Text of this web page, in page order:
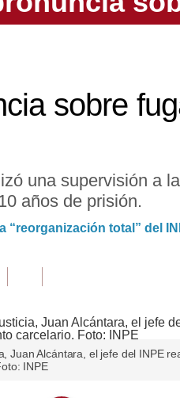
sobre
una supervisión a
años de prisión.
“reorganización total” del
Juan Alcántara, el jefe del INPE
INPE